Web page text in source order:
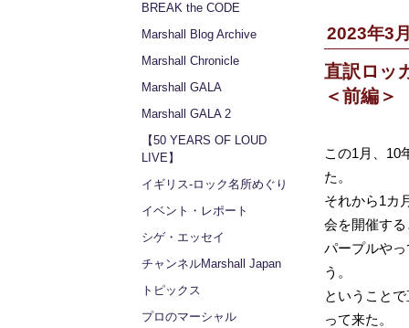
BREAK the CODE
Marshall Blog Archive
Marshall Chronicle
Marshall GALA
Marshall GALA 2
【50 YEARS OF LOUD
LIVE】
イギリス‐ロック名所めぐり
イベント・レポート
シゲ・エッセイ
チャンネルMarshall Japan
トピックス
プロのマーシャル
2023年3
直訳ロッ
＜前編＞
この1月、10
た。
それから1カ
会を開催す
パープルや
う。
ということ
って来た。